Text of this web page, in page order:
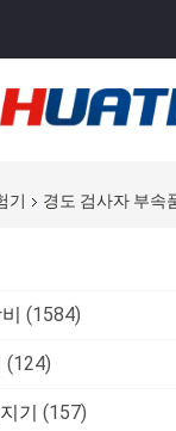
기 경도 검사자 부속
(1584)
(124)
기 (157)